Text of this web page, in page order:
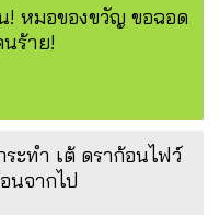
! หมอของขวัญ ขอฉอด
ร้าย!
ระทำ เต้ ดราก้อนไฟว์
นจากไป